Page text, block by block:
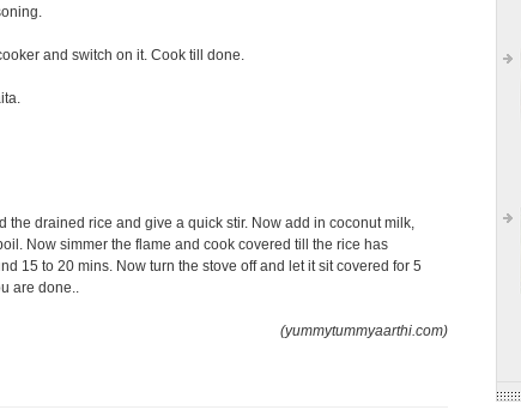
and switch on it. Cook till done.
the drained rice and give a quick stir. Now add in coconut milk,
Now simmer the flame and cook covered till the rice has
15 to 20 mins. Now turn the stove off and let it sit covered for 5
are done..
(yummytummyaarthi.com)